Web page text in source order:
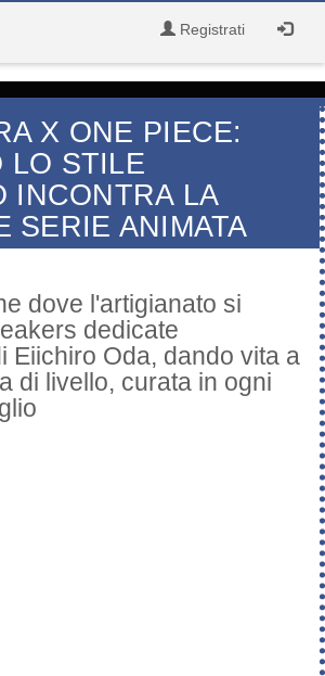
Registrati
X ONE PIECE:
LO STILE
INCONTRA LA
SERIE ANIMATA
dove l'artigianato si
dedicate
Eiichiro Oda, dando vita a
di livello, curata in ogni